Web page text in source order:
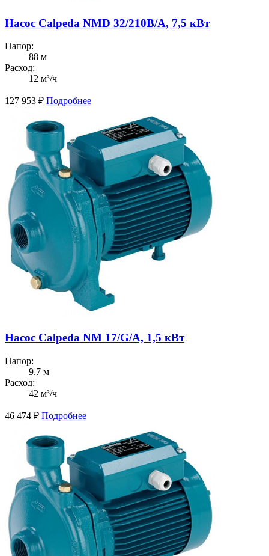
Насос Calpeda NMD 32/210B/A, 7,5 кВт
Напор:
88 м
Расход:
12 м³/ч
127 953 ₽ Подробнее
Насос Calpeda NM 17/G/A, 1,5 кВт
Напор:
9.7 м
Расход:
42 м³/ч
46 474 ₽ Подробнее